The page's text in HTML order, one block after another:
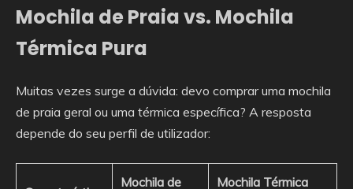
Mochila de Praia vs. Mochila
Térmica Pura
Muitas vezes surge a dúvida: devo comprar uma mochila
de praia geral ou uma térmica específica? A resposta
depende do seu perfil de utilizador:
Mochila de
Mochila Térmica